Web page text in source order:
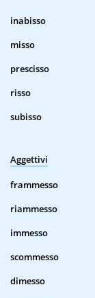
inabisso
misso
prescisso
risso
subisso
Aggettivi
frammesso
riammesso
immesso
scommesso
dimesso